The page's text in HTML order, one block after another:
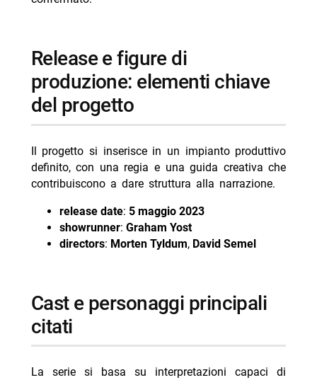
release e figure di
produzione: elementi chiave
del progetto
Il progetto si inserisce in un impianto produttivo
definito, con una regia e una guida creativa che
contribuiscono a dare struttura alla narrazione.
release date: 5 maggio 2023
showrunner: Graham Yost
directors: Morten Tyldum, David Semel
cast e personaggi principali
citati
La serie si basa su interpretazioni capaci di